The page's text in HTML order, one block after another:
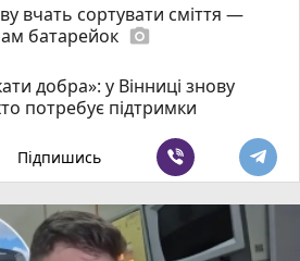
вчать сортувати сміття —
батарейок photo_camera
добра»: у Вінниці знову
потребує підтримки
Підпишись